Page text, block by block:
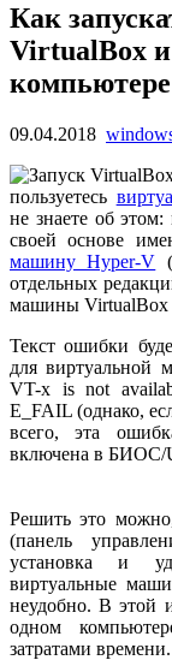
Как
VirtualBox
компьютере
09.04.2018
пользуетесь
не знаете об этом:
своей основе
машину Hyper-V
отдельных
машины VirtualBox
Текст ошибки
для виртуальной
VT-x is not
E_FAIL (однако,
всего, эта
включена в БИОС/
Решить это
(панель
установка и
виртуальные
неудобно. В этой
одном
затратами времени.